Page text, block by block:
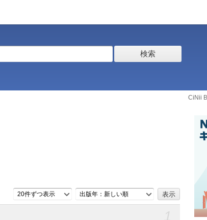
検索
CiNii
20件ずつ表示 出版年：新しい順